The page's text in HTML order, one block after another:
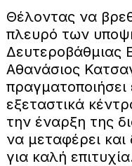
Θέλοντας να
πλευρό των
Δευτεροβάθμιας
Αθανάσιος
πραγματοποιήσει
εξεταστικά
την έναρξη της
να μεταφέρει και
για καλή